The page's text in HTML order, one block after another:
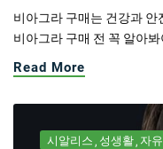
비아그라 구매는 건강과
비아그라 구매 전 꼭 알아
Read More
시알리스 성생활 자